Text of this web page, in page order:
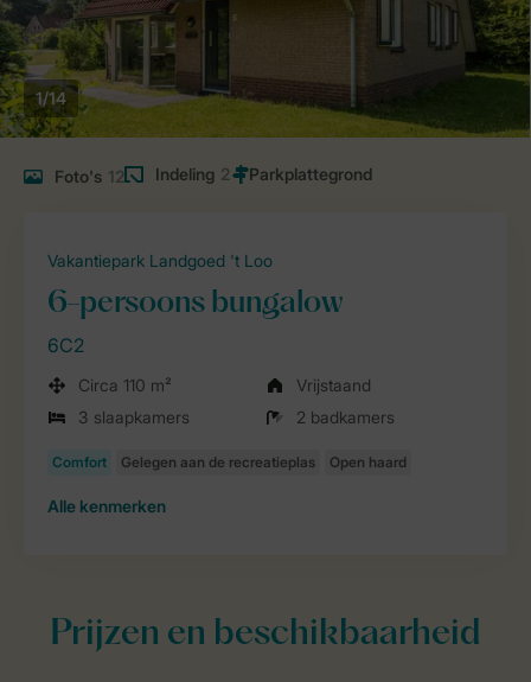
1/14
Foto's 12 Indeling 2
Vakantiepark Landgoed 't Loo
6-persoons bungalow
6C2
Circa 110 m²
Vrijstaand
3 slaapkamers
2 badkamers
Alle kenmerken
Prijzen en beschikbaarheid